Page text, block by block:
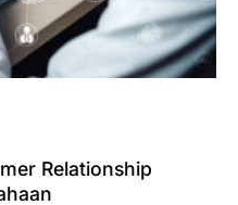
Relationship